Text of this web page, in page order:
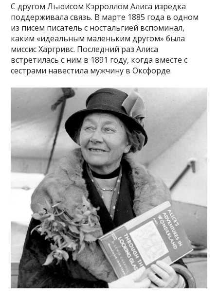
С другом Льюисом Кэрроллом Алиса изредка
поддерживала связь. В марте 1885 года в одном
из писем писатель с ностальгией вспоминал,
каким «идеальным маленьким другом» была
миссис Харгривс. Последний раз Алиса
встретилась с ним в 1891 году, когда вместе с
сестрами навестила мужчину в Оксфорде.